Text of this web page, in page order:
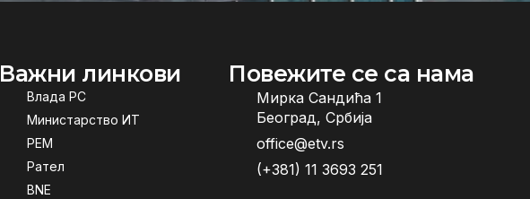
Важни линкови
Влада РС
Министарство ИТ
РЕМ
Рател
BNE
Повежите се са нама
Мирка Сандића 1
Београд, Србија
office@etv.rs
(+381) 11 3693 251